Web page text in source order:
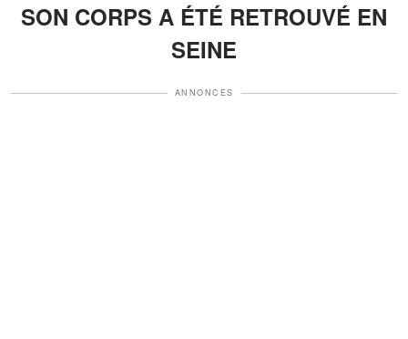
SON CORPS A ÉTÉ RETROUVÉ EN
SEINE
ANNONCES